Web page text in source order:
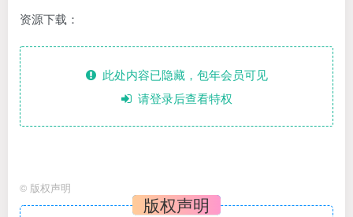
资源下载：
此处内容已隐藏，包年会员可见
请登录后查看特权
© 版权声明
版权声明